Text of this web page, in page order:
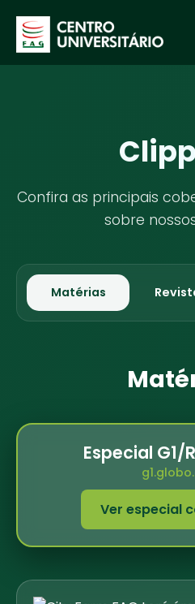
Confira as principais
sobre
Matérias
Especial G1/
Ver especial